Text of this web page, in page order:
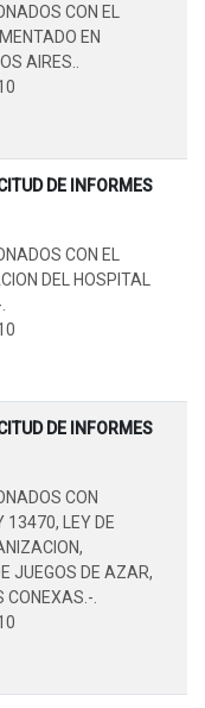
CON EL
EN
AIRES..
DE INFORMES
CON EL
DEL HOSPITAL
DE INFORMES
CON
13470, LEY DE
JUEGOS DE AZAR,
.